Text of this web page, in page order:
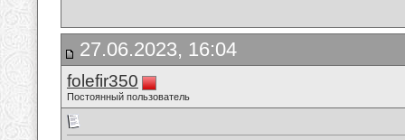
27.06.2023, 16:04
folefir350
Постоянный пользователь